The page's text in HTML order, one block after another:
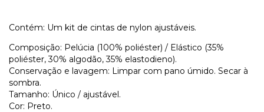
Contém: Um kit de cintas de nylon ajustáveis.
Composição: Pelúcia (100% poliéster) / Elástico (35%
poliéster, 30% algodão, 35% elastodieno).
Conservação e lavagem: Limpar com pano úmido. Secar à
sombra.
Tamanho: Único / ajustável.
Cor: Preto.